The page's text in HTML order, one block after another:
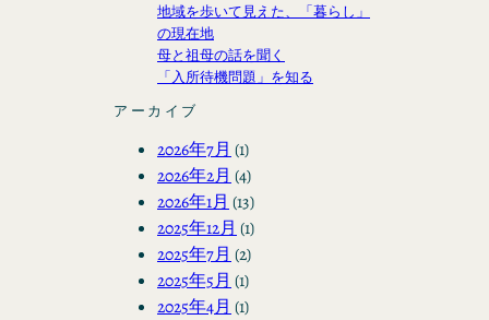
地域を歩いて見えた、「暮らし」
の現在地
母と祖母の話を聞く
「入所待機問題」を知る
アーカイブ
2026年7月 (1)
2026年2月 (4)
2026年1月 (13)
2025年12月 (1)
2025年7月 (2)
2025年5月 (1)
2025年4月 (1)